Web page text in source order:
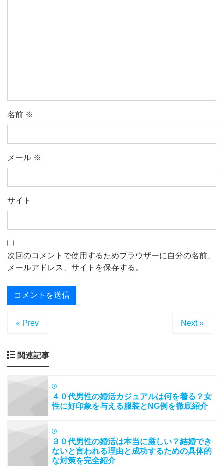
名前 ※
メール ※
サイト
次回のコメントで使用するためブラウザーに自分の名前、
メールアドレス、サイトを保存する。
« Prev Next »
関連記事
４０代男性の婚活カジュアルは何を着る？女
性に好印象を与える服装とNG例を徹底紹介
３０代男性の婚活は本当に厳しい？結婚でき
ないと言われる理由と成功するための具体的
な対策を完全紹介